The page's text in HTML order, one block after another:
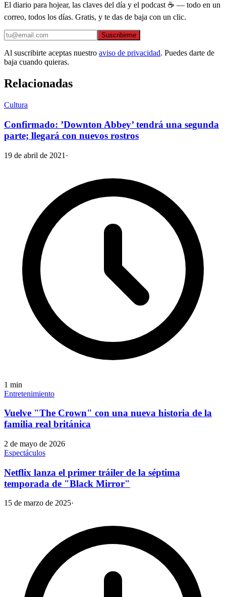
El diario para hojear, las claves del día y el podcast ☕ — todo en un
correo, todos los días. Gratis, y te das de baja con un clic.
Suscribirme
Al suscribirte aceptas nuestro aviso de privacidad. Puedes darte de
baja cuando quieras.
Relacionadas
Cultura
Confirmado: ’Downton Abbey’ tendrá una segunda
parte; llegará con nuevos rostros
19 de abril de 2021 ·
1 min
Entretenimiento
Vuelve "The Crown" con una nueva historia de la
familia real británica
2 de mayo de 2026
Espectáculos
Netflix lanza el primer tráiler de la séptima
temporada de "Black Mirror"
15 de marzo de 2025·